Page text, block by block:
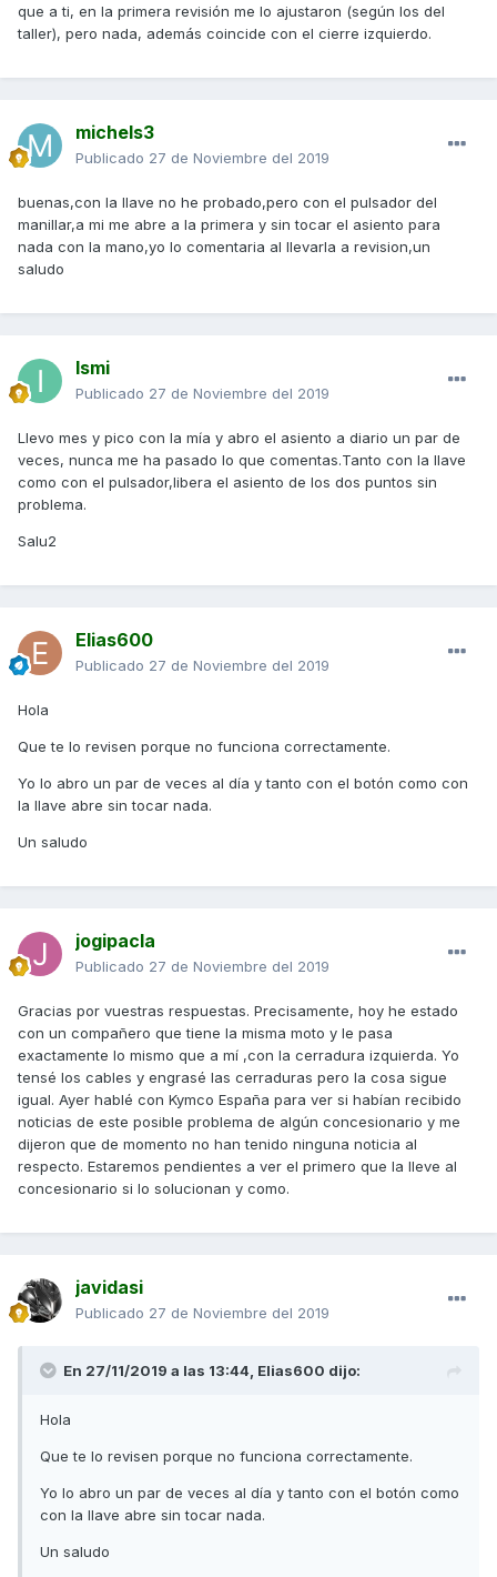
que a ti, en la primera revisión me lo ajustaron (según los del
taller), pero nada, además coincide con el cierre izquierdo.
michels3
Publicado 27 de Noviembre del 2019
buenas,con la llave no he probado,pero con el pulsador del
manillar,a mi me abre a la primera y sin tocar el asiento para
nada con la mano,yo lo comentaria al llevarla a revision,un
saludo
Ismi
Publicado 27 de Noviembre del 2019
Llevo mes y pico con la mía y abro el asiento a diario un par de
veces, nunca me ha pasado lo que comentas.Tanto con la llave
como con el pulsador,libera el asiento de los dos puntos sin
problema.
Salu2
Elias600
Publicado 27 de Noviembre del 2019
Hola
Que te lo revisen porque no funciona correctamente.
Yo lo abro un par de veces al día y tanto con el botón como con
la llave abre sin tocar nada.
Un saludo
jogipacla
Publicado 27 de Noviembre del 2019
Gracias por vuestras respuestas. Precisamente, hoy he estado
con un compañero que tiene la misma moto y le pasa
exactamente lo mismo que a mí ,con la cerradura izquierda. Yo
tensé los cables y engrasé las cerraduras pero la cosa sigue
igual. Ayer hablé con Kymco España para ver si habían recibido
noticias de este posible problema de algún concesionario y me
dijeron que de momento no han tenido ninguna noticia al
respecto. Estaremos pendientes a ver el primero que la lleve al
concesionario si lo solucionan y como.
javidasi
Publicado 27 de Noviembre del 2019
En 27/11/2019 a las 13:44, Elias600 dijo:
Hola
Que te lo revisen porque no funciona correctamente.
Yo lo abro un par de veces al día y tanto con el botón como
con la llave abre sin tocar nada.
Un saludo